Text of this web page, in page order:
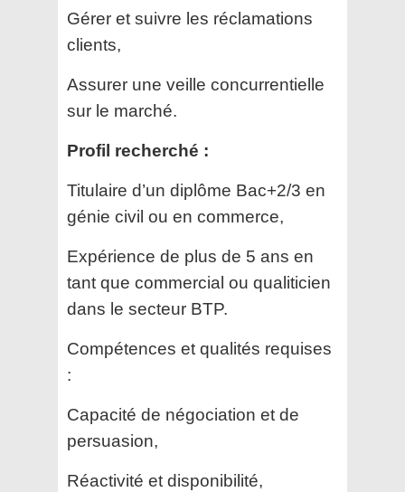
Gérer et suivre les réclamations
clients,
Assurer une veille concurrentielle
sur le marché.
Profil recherché :
Titulaire d’un diplôme Bac+2/3 en
génie civil ou en commerce,
Expérience de plus de 5 ans en
tant que commercial ou qualiticien
dans le secteur BTP.
Compétences et qualités requises
:
Capacité de négociation et de
persuasion,
Réactivité et disponibilité,